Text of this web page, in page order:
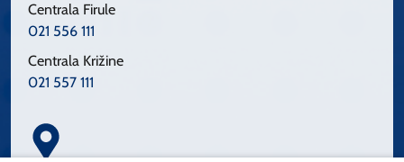
Centrala Firule
021 556 111
Centrala Križine
021 557 111